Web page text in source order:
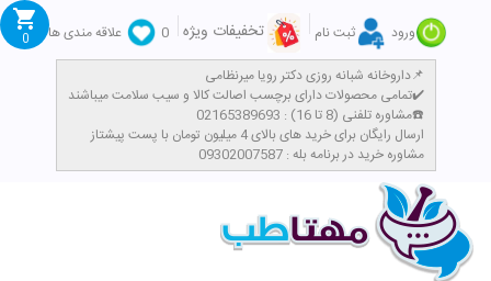
ورود ثبت نام تخفیفات ویژه 0
علاقه مندی ها
داروخانه شبانه روزی دکتر رویا میرنظامی📌
تمامی محصولات دارای برچسب اصالت کالا و سیب سلامت میباشند✔️
مشاوره تلفنی (8 تا 16) : 02165389693☎️
​ارسال رایگان برای خرید های بالای 4 میلیون تومان با پست پیشتاز
مشاوره خرید در برنامه بله : 09302007587
0